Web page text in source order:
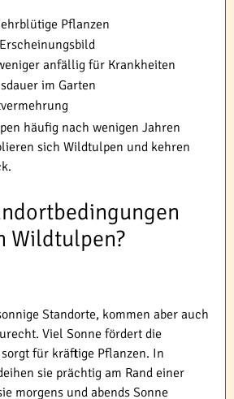
Pflanzen
anfällig für Krankheiten
im Garten
häufig nach wenigen Jahren
sich Wildtulpen und kehren
Wildtulpen?
Standorte, kommen aber auch
Viel Sonne fördert die
für kräftige Pflanzen. In
sie prächtig am Rand einer
morgens und abends Sonne